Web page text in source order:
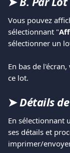
Vous pouvez
sélectionnant "
sélectionner un
En bas de
ce lot.
➤ Détails
En sélectionnant
ses détails et
imprimer/